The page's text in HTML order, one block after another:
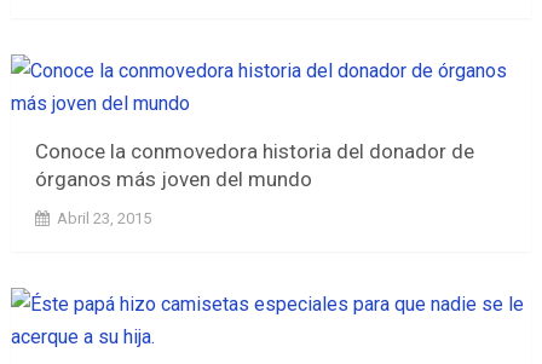
Conoce la conmovedora historia del donador de
órganos más joven del mundo
Abril 23, 2015